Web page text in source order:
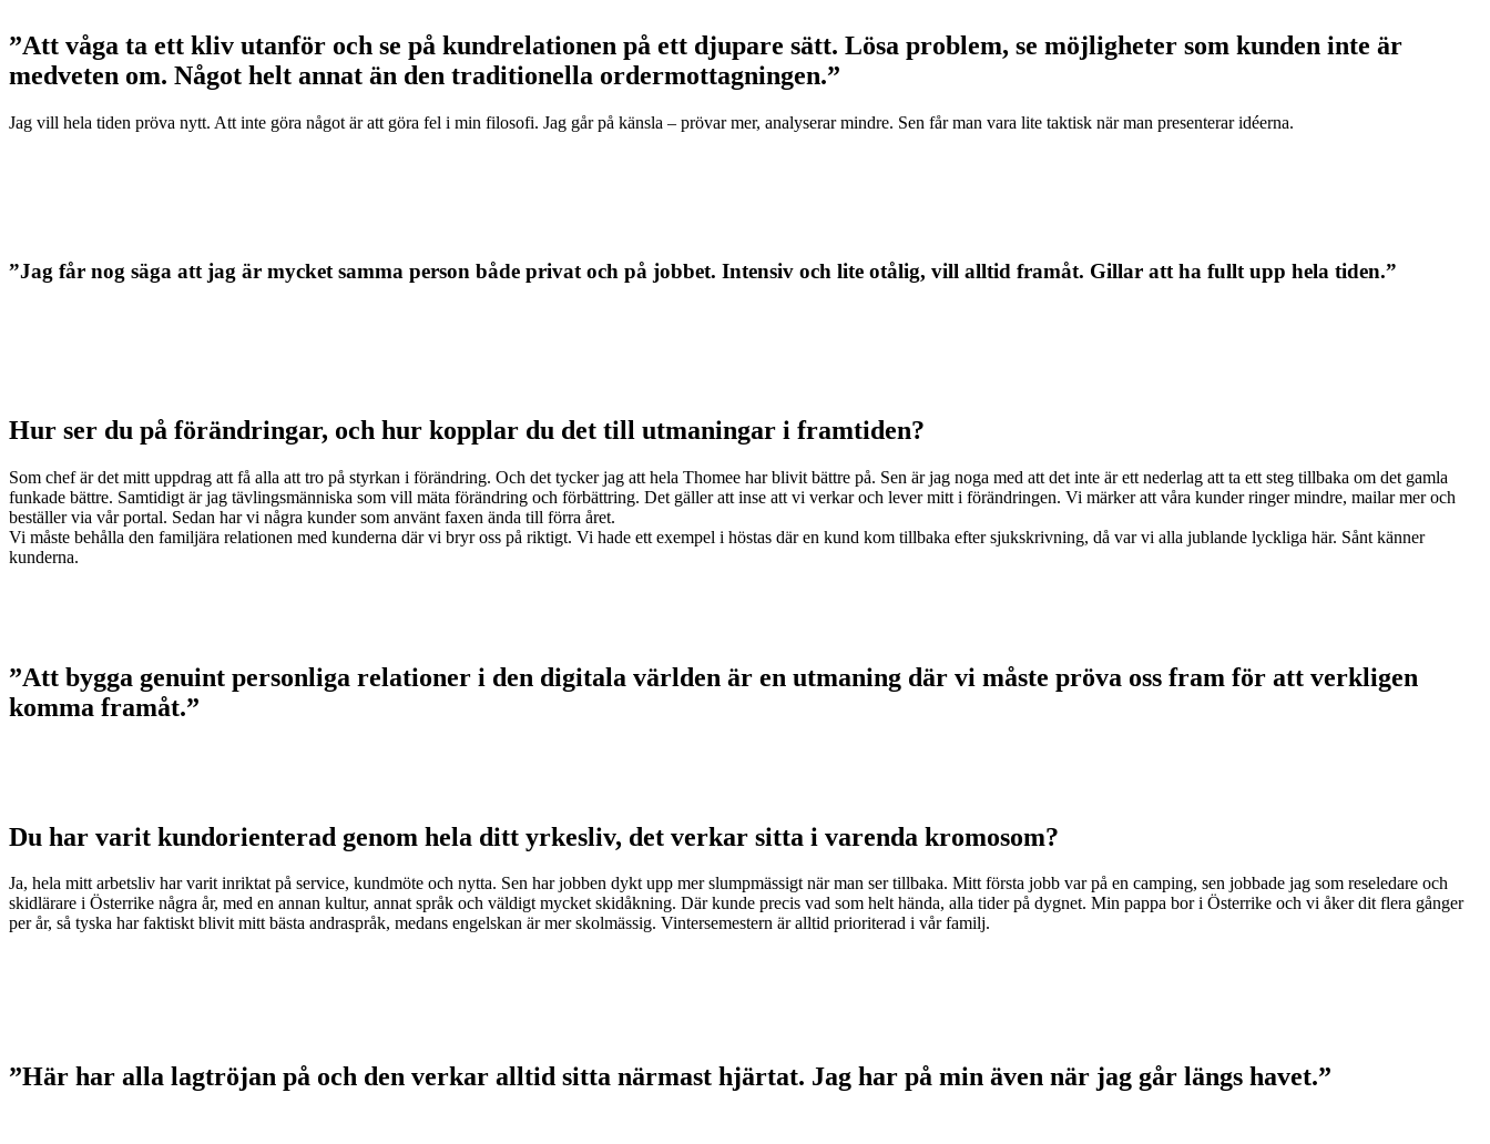
”Att våga ta ett kliv utanför och se på kundrelationen på ett djupare sätt. Lösa problem, se möjligheter som kunden inte är
medveten om. Något helt annat än den traditionella ordermottagningen.”
Jag vill hela tiden pröva nytt. Att inte göra något är att göra fel i min filosofi. Jag går på känsla – prövar mer, analyserar mindre. Sen får man vara lite taktisk när man presenterar idéerna.
”Jag får nog säga att jag är mycket samma person både privat och på jobbet. Intensiv och lite otålig, vill alltid framåt. Gillar att ha fullt upp hela tiden.”
Hur ser du på förändringar, och hur kopplar du det till utmaningar i framtiden?
Som chef är det mitt uppdrag att få alla att tro på styrkan i förändring. Och det tycker jag att hela Thomee har blivit bättre på. Sen är jag noga med att det inte är ett nederlag att ta ett steg tillbaka om det gamla
funkade bättre. Samtidigt är jag tävlingsmänniska som vill mäta förändring och förbättring. Det gäller att inse att vi verkar och lever mitt i förändringen. Vi märker att våra kunder ringer mindre, mailar mer och
beställer via vår portal. Sedan har vi några kunder som använt faxen ända till förra året.
Vi måste behålla den familjära relationen med kunderna där vi bryr oss på riktigt. Vi hade ett exempel i höstas där en kund kom tillbaka efter sjukskrivning, då var vi alla jublande lyckliga här. Sånt känner
kunderna.
”Att bygga genuint personliga relationer i den digitala världen är en utmaning där vi måste pröva oss fram för att verkligen
komma framåt.”
Du har varit kundorienterad genom hela ditt yrkesliv, det verkar sitta i varenda kromosom?
Ja, hela mitt arbetsliv har varit inriktat på service, kundmöte och nytta. Sen har jobben dykt upp mer slumpmässigt när man ser tillbaka. Mitt första jobb var på en camping, sen jobbade jag som reseledare och
skidlärare i Österrike några år, med en annan kultur, annat språk och väldigt mycket skidåkning. Där kunde precis vad som helt hända, alla tider på dygnet. Min pappa bor i Österrike och vi åker dit flera gånger
per år, så tyska har faktiskt blivit mitt bästa andraspråk, medans engelskan är mer skolmässig. Vintersemestern är alltid prioriterad i vår familj.
”Här har alla lagtröjan på och den verkar alltid sitta närmast hjärtat. Jag har på min även när jag går längs havet.”